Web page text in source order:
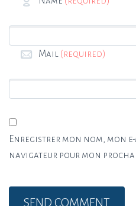
Mail (required)
Enregistrer mon nom, mon
navigateur pour mon